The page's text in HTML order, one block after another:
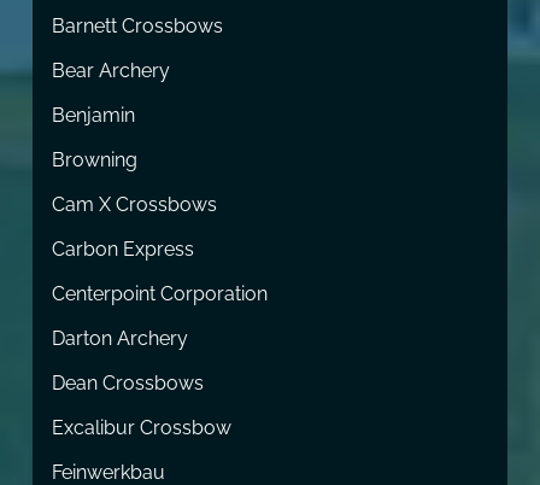
Barnett Crossbows
Bear Archery
Benjamin
Browning
Cam X Crossbows
Carbon Express
Centerpoint Corporation
Darton Archery
Dean Crossbows
Excalibur Crossbow
Feinwerkbau